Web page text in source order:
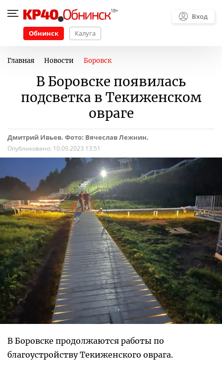
Обнинск Калуга
Вход
Главная Новости Боровск
В Боровске появилась
подсветка в Текиженском
овраге
Дмитрий Ивьев. Фото: Вячеслав Лежнин.
Опубликовано: 10.09.2023 13:51
В Боровске продолжаются работы по
благоустройству Текиженского оврага.